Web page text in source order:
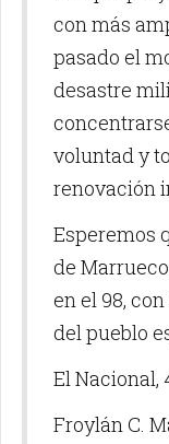
con más
pasado el
desastre
voluntad y
renovación
Esperemos
de
en el 98,
del pueblo
El Nacional,
Froylán C.